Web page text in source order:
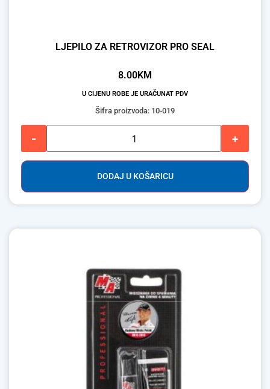
LJEPILO ZA RETROVIZOR PRO SEAL
8.00KM
U CIJENU ROBE JE URAČUNAT PDV
Šifra proizvoda: 10-019
- +
DODAJ U KOŠARICU